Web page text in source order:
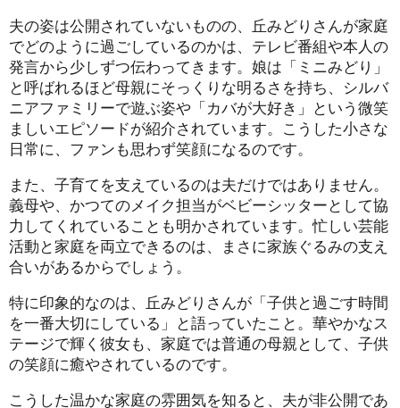
夫の姿は公開されていないものの、丘みどりさんが家庭
でどのように過ごしているのかは、テレビ番組や本人の
発言から少しずつ伝わってきます。娘は「ミニみどり」
と呼ばれるほど母親にそっくりな明るさを持ち、シルバ
ニアファミリーで遊ぶ姿や「カバが大好き」という微笑
ましいエピソードが紹介されています。こうした小さな
日常に、ファンも思わず笑顔になるのです。
また、子育てを支えているのは夫だけではありません。
義母や、かつてのメイク担当がベビーシッターとして協
力してくれていることも明かされています。忙しい芸能
活動と家庭を両立できるのは、まさに家族ぐるみの支え
合いがあるからでしょう。
特に印象的なのは、丘みどりさんが「子供と過ごす時間
を一番大切にしている」と語っていたこと。華やかなス
テージで輝く彼女も、家庭では普通の母親として、子供
の笑顔に癒やされているのです。
こうした温かな家庭の雰囲気を知ると、夫が非公開であ